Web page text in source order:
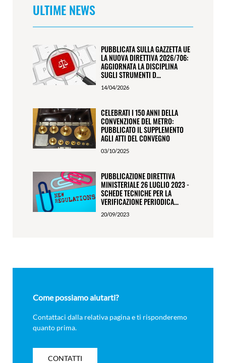
ULTIME NEWS
PUBBLICATA SULLA GAZZETTA UE
LA NUOVA DIRETTIVA 2026/706:
AGGIORNATA LA DISCIPLINA
SUGLI STRUMENTI D...
14/04/2026
CELEBRATI I 150 ANNI DELLA
CONVENZIONE DEL METRO:
PUBBLICATO IL SUPPLEMENTO
AGLI ATTI DEL CONVEGNO
03/10/2025
PUBBLICAZIONE DIRETTIVA
MINISTERIALE 26 LUGLIO 2023 -
SCHEDE TECNICHE PER LA
VERIFICAZIONE PERIODICA...
20/09/2023
Come possiamo aiutarti?
Contattaci dalla relativa pagina e ti risponderemo
quanto prima.
CONTATTI